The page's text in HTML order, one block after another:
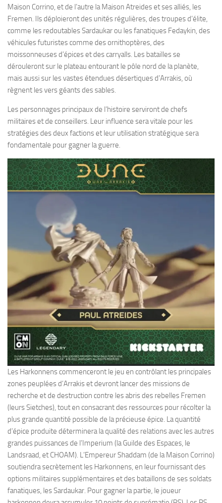
Maison Corrino, et de l’autre la Maison Atreides et ses alliés, les
Fremen. Ils déploieront des unités régulières, des troupes d’élite,
comme les redoutables Sardaukar ou les fanatiques Fedaykin, des
véhicules futuristes comme des ornithoptères, des
moissonneuses d’épices et des carryalls. Les batailles se
dérouleront sur le plateau entourant le pôle nord de la planète,
mais aussi sur les vastes étendues désertiques d’Arrakis, où
règnent les vers géants des sables.
Les personnages principaux de l’histoire serviront de chefs
militaires et de conseillers. Leur influence sera vitale pour les
stratégies des deux factions et leur utilisation stratégique sera
fondamentale pour gagner la guerre.
Les Harkonnens commenceront le jeu en contrôlant les principales
zones peuplées d’Arrakis et devront lancer des missions de
recherche et de destruction contre les abris des rebelles Fremen
(leurs Sietches), tout en consacrant des ressources pour récolter la
plus grande quantité possible de la précieuse épice. La quantité
d’épice produite déterminera la qualité des relations avec les autres
grandes puissances de l’Imperium (la Guilde des Espaces, le
Landsraad, et CHOAM). L’Empereur Shaddam (de la Maison Corrino)
soutiendra secrètement les Harkonnens, en leur fournissant des
options militaires supplémentaires et des bataillons de ses soldats
fanatiques, les Sardaukar. Pour gagner la partie, le joueur